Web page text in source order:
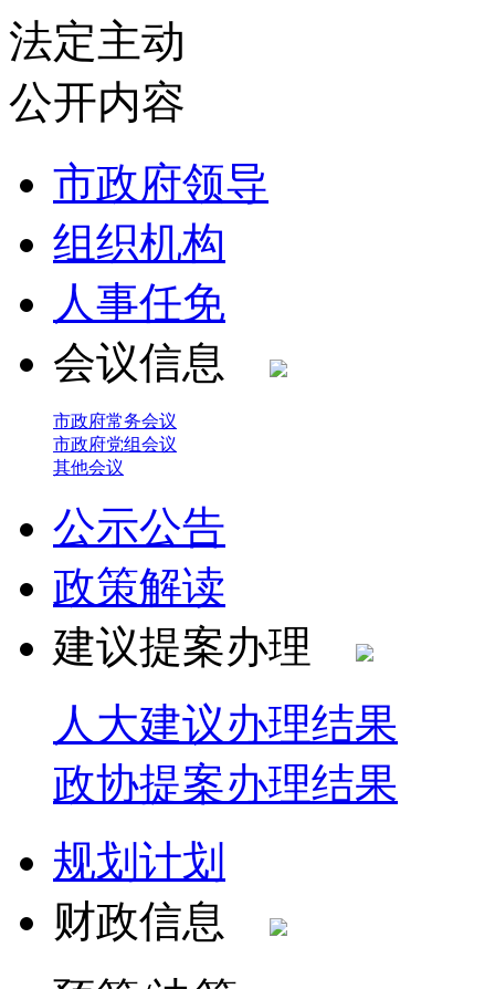
法定主动
公开内容
市政府领导
组织机构
人事任免
会议信息
市政府常务会议
市政府党组会议
其他会议
公示公告
政策解读
建议提案办理
人大建议办理结果
政协提案办理结果
规划计划
财政信息